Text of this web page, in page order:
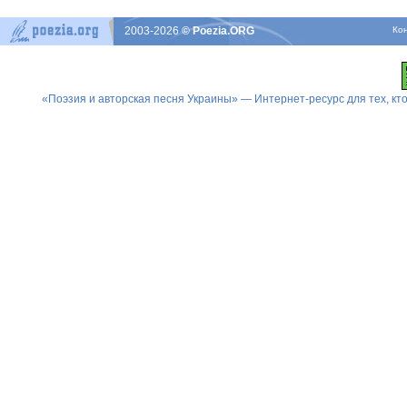
2003-2026© Poezia.ORG
«Поэзия и авторская песня Украины» — Интернет-ресурс для тех,